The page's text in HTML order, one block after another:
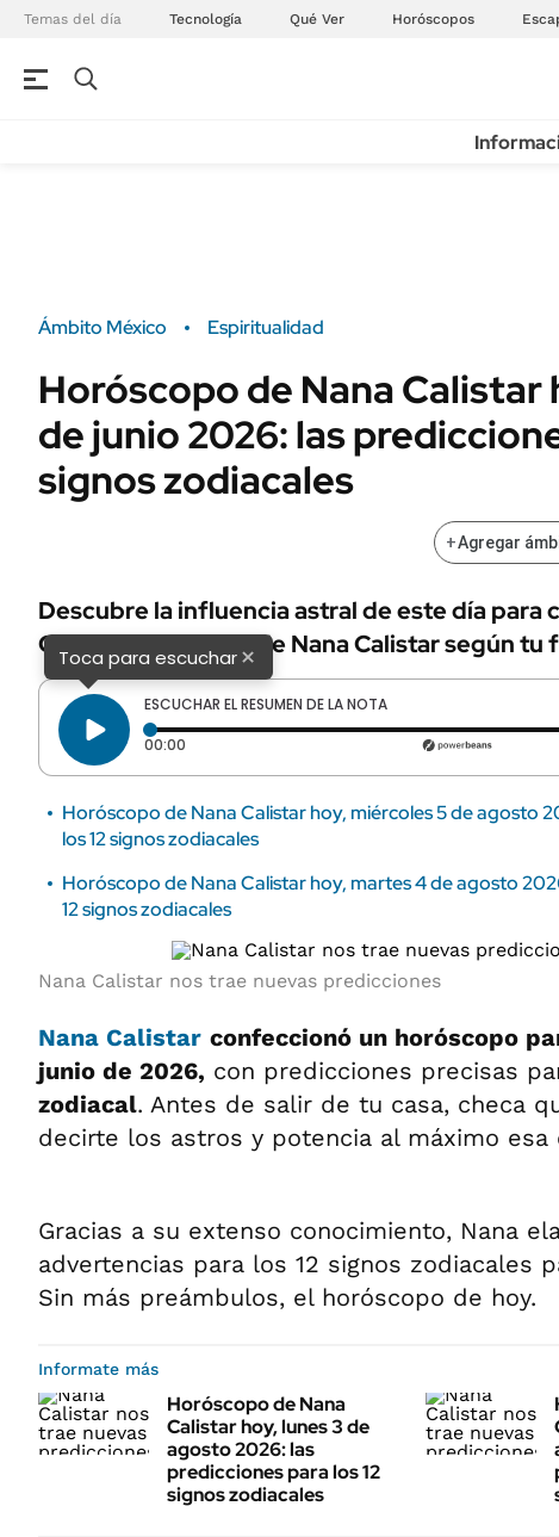
Temas del día Tecnología Qué Ver Horóscopos
Ámbito México Espiritualidad
Horóscopo de Nana Calistar
de junio 2026: las
signos zodiacales
+Agregar
Descubre la influencia astral de este día para
Checa los consejos de Nana Calistar según tu
Toca para escuchar×
ESCUCHAR EL RESUMEN DE LA NOTA
00:00 Tiempo transcurrido: 0 segundos
Horóscopo de Nana Calistar hoy, miércoles 5 de agosto
los 12 signos zodiacales
Horóscopo de Nana Calistar hoy, martes 4 de agosto
12 signos zodiacales
Nana Calistar nos trae nuevas predicciones
Nana Calistar confeccionó un horóscopo
junio de 2026, con predicciones precisas
zodiacal. Antes de salir de tu casa, checa
decirte los astros y potencia al máximo esa
Gracias a su extenso conocimiento, Nana
advertencias para los 12 signos zodiacales
Sin más preámbulos, el horóscopo de hoy.
Informate más
Horóscopo de Nana
Calistar hoy, lunes 3 de
agosto 2026: las
predicciones para los 12
signos zodiacales